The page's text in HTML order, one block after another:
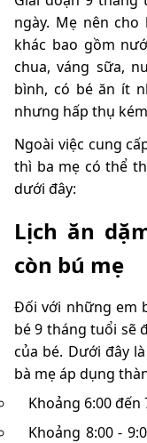
ngày. Mẹ nên
khác bao gồm
chua, váng sữa,
bình, có bé ăn ít
nhưng hấp thụ
Ngoài việc cung
thì ba mẹ có thể
dưới đây:
Lịch ăn
còn bú mẹ
Đối với những em
bé 9 tháng tuổi sẽ
của bé. Dưới đây
bà mẹ áp dụng
Khoảng 6:00
Khoảng 8:00 -